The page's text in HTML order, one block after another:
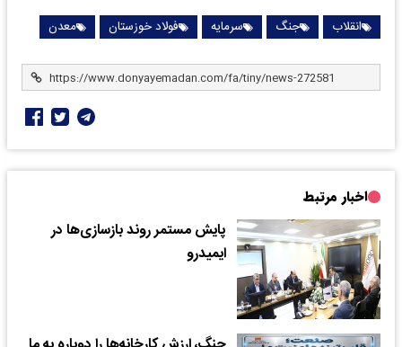
انقلاب جنگ سرمایه فولاد خوزستان معدن
اخبار مرتبط
پایش مستمر روند بازسازی‌ها در
ایمیدرو